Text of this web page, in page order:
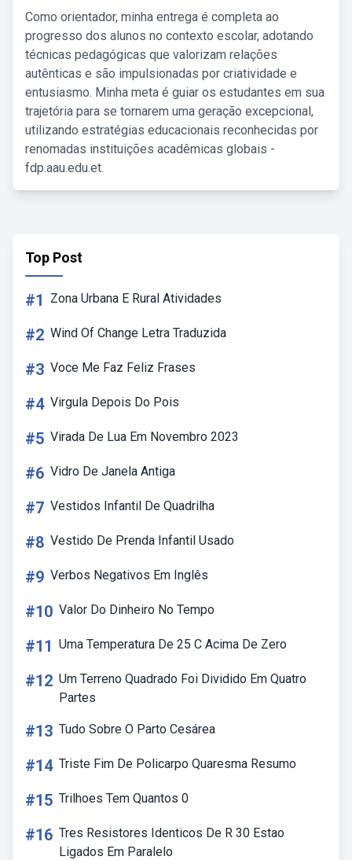
Como orientador, minha entrega é completa ao
progresso dos alunos no contexto escolar, adotando
técnicas pedagógicas que valorizam relações
autênticas e são impulsionadas por criatividade e
entusiasmo. Minha meta é guiar os estudantes em sua
trajetória para se tornarem uma geração excepcional,
utilizando estratégias educacionais reconhecidas por
renomadas instituições acadêmicas globais -
fdp.aau.edu.et.
Top Post
#1 Zona Urbana E Rural Atividades
#2 Wind Of Change Letra Traduzida
#3 Voce Me Faz Feliz Frases
#4 Virgula Depois Do Pois
#5 Virada De Lua Em Novembro 2023
#6 Vidro De Janela Antiga
#7 Vestidos Infantil De Quadrilha
#8 Vestido De Prenda Infantil Usado
#9 Verbos Negativos Em Inglês
#10 Valor Do Dinheiro No Tempo
#11 Uma Temperatura De 25 C Acima De Zero
#12 Um Terreno Quadrado Foi Dividido Em Quatro
Partes
#13 Tudo Sobre O Parto Cesárea
#14 Triste Fim De Policarpo Quaresma Resumo
#15 Trilhoes Tem Quantos 0
#16 Tres Resistores Identicos De R 30 Estao
Ligados Em Paralelo